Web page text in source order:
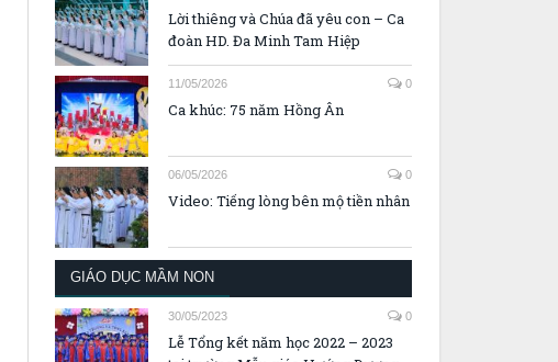
Lời thiêng và Chúa đã yêu con – Ca
đoàn HD. Đa Minh Tam Hiệp
11/05/2026 0
Ca khúc: 75 năm Hồng Ân
06/05/2026 0
Video: Tiếng lòng bên mộ tiền nhân
GIÁO DỤC MẦM NON
30/05/2023 0
Lễ Tổng kết năm học 2022 – 2023